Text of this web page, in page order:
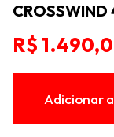
R$
Adicionar